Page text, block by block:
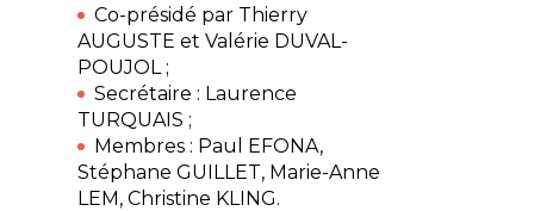
Co-présidé par Thierry
AUGUSTE et Valérie DUVAL-
POUJOL ;
Secrétaire : Laurence
TURQUAIS ;
Membres : Paul EFONA,
Stéphane GUILLET, Marie-Anne
LEM, Christine KLING.